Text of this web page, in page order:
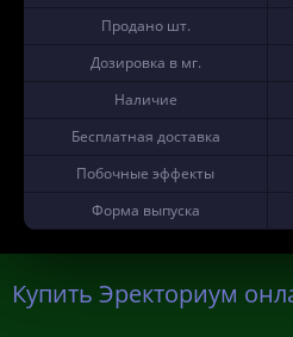
Продано шт.
Дозировка в мг.
Наличие
Бесплатная доставка
Побочные эффекты
Форма выпуска
Купить Эректориум